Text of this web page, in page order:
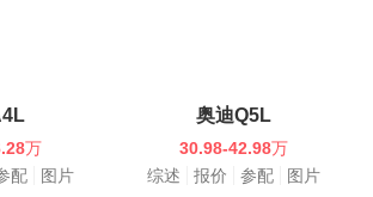
万
配 图片
奥迪Q5L
30.98-42.98万
综述
报价 参配 图片